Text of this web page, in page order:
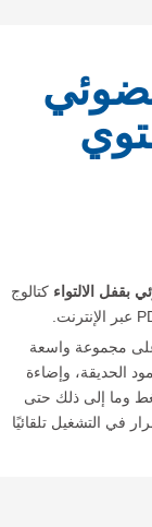
كتالوج
واسعة
وإضاءة
ذلك حتى
تلقائيًا